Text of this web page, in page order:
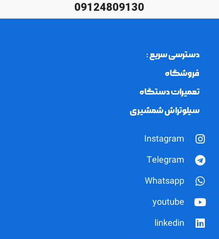
09124809130
دسترسی سریع :
فروشگاه
تعمیرات دستگاه
سیلوتراش شمشیری
Instagram
Telegram
Whatsapp
youtube
linkedin